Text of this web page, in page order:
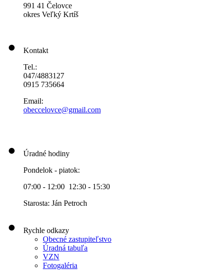
991 41 Čelovce
okres Veľký Krtíš
Kontakt
Tel.:
047/4883127
0915 735664
Email:
obeccelovce@gmail.com
Úradné hodiny
Pondelok - piatok:
07:00 - 12:00 12:30 - 15:30
Starosta: Ján Petroch
Rychle odkazy
Obecné zastupiteľstvo
Úradná tabuľa
VZN
Fotogaléria